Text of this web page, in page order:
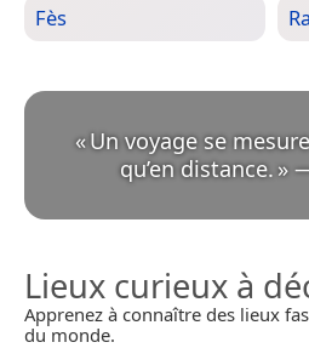
Fès
«Un voyage se
qu’en distance. »
Lieux curieux à
Apprenez à connaître des lieux
du monde.